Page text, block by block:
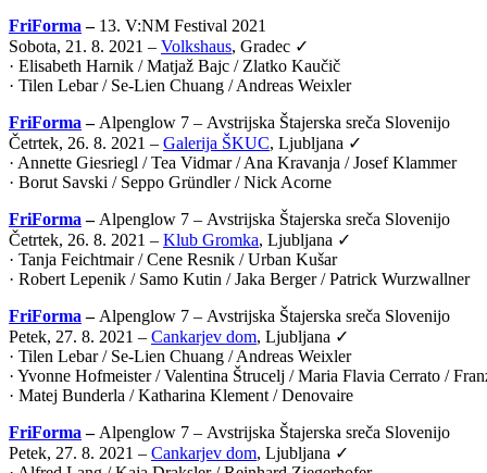
FriForma – 13. V:NM Festival 2021
Sobota, 21. 8. 2021 – Volkshaus, Gradec ✓
· Elisabeth Harnik / Matjaž Bajc / Zlatko Kaučič
· Tilen Lebar / Se-Lien Chuang / Andreas Weixler
FriForma – Alpenglow 7 – Avstrijska Štajerska sreča Slovenijo
Četrtek, 26. 8. 2021 – Galerija ŠKUC, Ljubljana ✓
· Annette Giesriegl / Tea Vidmar / Ana Kravanja / Josef Klammer
· Borut Savski / Seppo Gründler / Nick Acorne
FriForma – Alpenglow 7 – Avstrijska Štajerska sreča Slovenijo
Četrtek, 26. 8. 2021 – Klub Gromka, Ljubljana ✓
· Tanja Feichtmair / Cene Resnik / Urban Kušar
· Robert Lepenik / Samo Kutin / Jaka Berger / Patrick Wurzwallner
FriForma – Alpenglow 7 – Avstrijska Štajerska sreča Slovenijo
Petek, 27. 8. 2021 – Cankarjev dom, Ljubljana ✓
· Tilen Lebar / Se-Lien Chuang / Andreas Weixler
· Yvonne Hofmeister / Valentina Štrucelj / Maria Flavia Cerrato /
· Matej Bunderla / Katharina Klement / Denovaire
FriForma – Alpenglow 7 – Avstrijska Štajerska sreča Slovenijo
Petek, 27. 8. 2021 – Cankarjev dom, Ljubljana ✓